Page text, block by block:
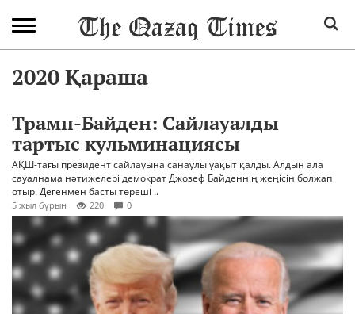
2020 Қараша
Трамп-Байден: Сайлауалды
тартыс кульминациясы
АҚШ-тағы президент сайлауына санаулы уақыт қалды. Алдын ала
сауалнама нәтижелері демократ Джозеф Байденнің жеңісін болжап
отыр. Дегенмен басты төреші ..
5 жыл бұрын 220 0